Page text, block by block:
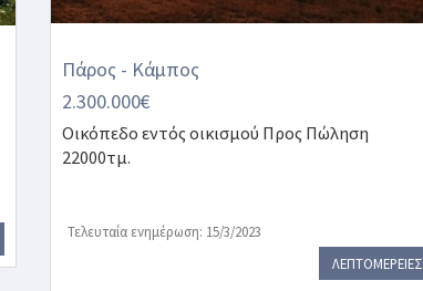
Πάρος - Κάμπος
2.300.000€
Οικόπεδο εντός οικισμού Προς Πώληση
22000τμ.
Τελευταία ενημέρωση: 15/3/2023
ΛΕΠΤΟΜΕΡΕΙΕΣ